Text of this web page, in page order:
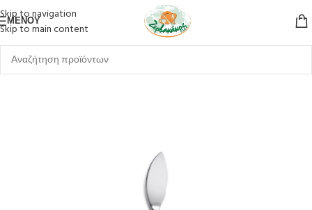
Skip to navigation
Skip to main content
ΜΕΝΟΎ